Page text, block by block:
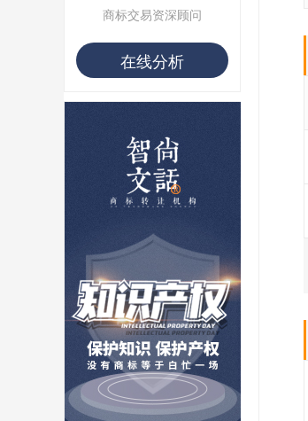
商标交易资深顾问
在线分析